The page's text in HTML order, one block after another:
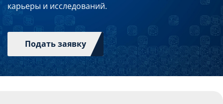
карьеры и исследований.
Подать заявку